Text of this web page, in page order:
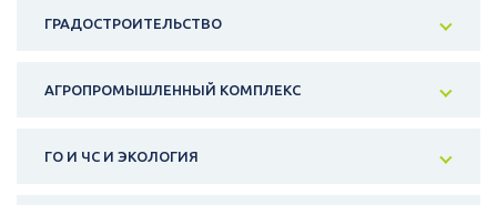
ГРАДОСТРОИТЕЛЬСТВО
АГРОПРОМЫШЛЕННЫЙ КОМПЛЕКС
ГО И ЧС И ЭКОЛОГИЯ